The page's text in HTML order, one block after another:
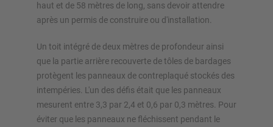
haut et de 58 mètres de long, sans devoir attendre
après un permis de construire ou d'installation.
Un toit intégré de deux mètres de profondeur ainsi
que la partie arrière recouverte de tôles de bardages
protègent les panneaux de contreplaqué stockés des
intempéries. L'un des défis était que les panneaux
mesurent entre 3,3 par 2,4 et 0,6 par 0,3 mètres. Pour
éviter que les panneaux ne fléchissent pendant le